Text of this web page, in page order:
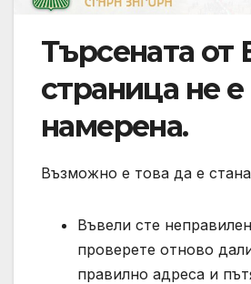
Търсената от
страница не е
намерена.
Възможно е това да е
Въвели сте
проверете отново
правилно адреса и